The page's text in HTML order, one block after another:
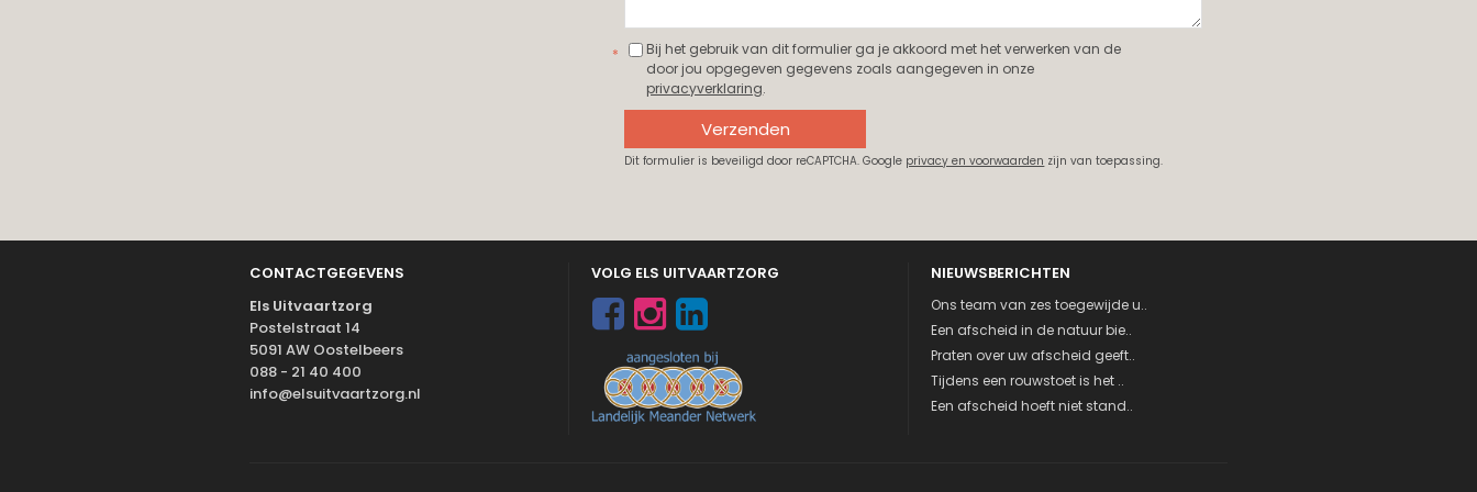
Bij het gebruik van dit formulier ga je akkoord met het verwerken van de
door jou opgegeven gegevens zoals aangegeven in onze
privacyverklaring.
Verzenden
Dit formulier is beveiligd door reCAPTCHA. Google privacy en voorwaarden zijn van toepassing.
CONTACTGEGEVENS
Els Uitvaartzorg
Postelstraat 14
5091 AW Oostelbeers
088 - 21 40 400
info@elsuitvaartzorg.nl
VOLG ELS UITVAARTZORG NIEUWSBERICHTEN
Ons team van zes toegewijde u..
Een afscheid in de natuur bie..
Praten over uw afscheid geeft..
Tijdens een rouwstoet is het ..
Een afscheid hoeft niet stand..